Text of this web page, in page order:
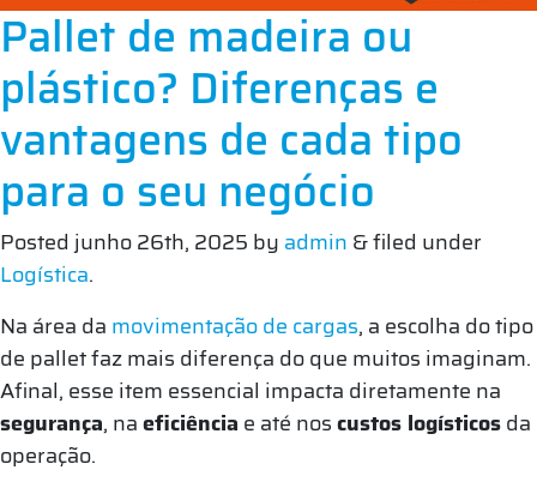
Pallet de madeira ou
plástico? Diferenças e
vantagens de cada tipo
para o seu negócio
Posted junho 26th, 2025 by admin &filed under
Logística.
Na área da movimentação de cargas, a escolha do tipo
de pallet faz mais diferença do que muitos imaginam.
Afinal, esse item essencial impacta diretamente na
segurança, naeficiência e até noscustos logísticosda
operação.